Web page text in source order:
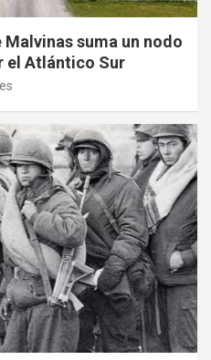
suma un nodo
el Atlántico Sur